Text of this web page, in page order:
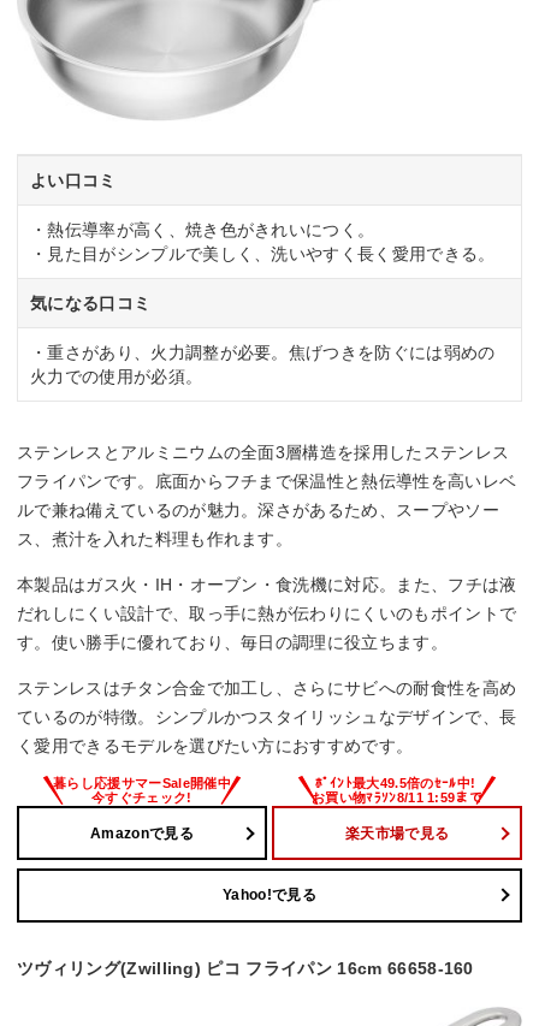
よい口コミ
・熱伝導率が高く、焼き色がきれいにつく。
・見た目がシンプルで美しく、洗いやすく長く愛用できる。
気になる口コミ
・重さがあり、火力調整が必要。焦げつきを防ぐには弱めの
火力での使用が必須。
ステンレスとアルミニウムの全面3層構造を採用したステンレス
フライパンです。底面からフチまで保温性と熱伝導性を高いレベ
ルで兼ね備えているのが魅力。深さがあるため、スープやソー
ス、煮汁を入れた料理も作れます。
本製品はガス火・IH・オーブン・食洗機に対応。また、フチは液
だれしにくい設計で、取っ手に熱が伝わりにくいのもポイントで
す。使い勝手に優れており、毎日の調理に役立ちます。
ステンレスはチタン合金で加工し、さらにサビへの耐食性を高め
ているのが特徴。シンプルかつスタイリッシュなデザインで、長
く愛用できるモデルを選びたい方におすすめです。
Amazonで見る 楽天市場で見る
Yahoo!で見る
ツヴィリング(Zwilling) ピコ フライパン 16cm 66658-160